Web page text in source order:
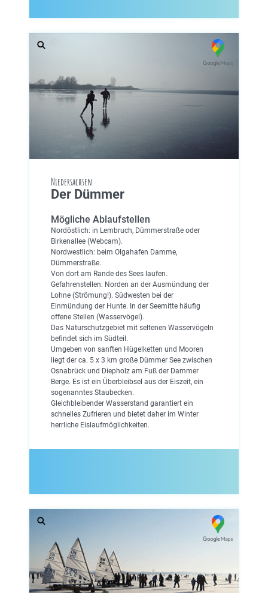
Niedersachsen
Der Dümmer
Mögliche Ablaufstellen
Nordöstlich: in Lembruch, Dümmerstraße oder
Birkenallee (Webcam).
Nordwestlich: beim Olgahafen Damme,
Dümmerstraße.
Von dort am Rande des Sees laufen.
Gefahrenstellen: Norden an der Ausmündung der
Lohne (Strömung!). Südwesten bei der
Einmündung der Hunte. In der Seemitte häufig
offene Stellen (Wasservögel).
Das Naturschutzgebiet mit seltenen Wasservögeln
befindet sich im Südteil.
Umgeben von sanften Hügelketten und Mooren
liegt der ca. 5 x 3 km große Dümmer See zwischen
Osnabrück und Diepholz am Fuß der Dammer
Berge. Es ist ein Überbleibsel aus der Eiszeit, ein
sogenanntes Staubecken.
Gleichbleibender Wasserstand garantiert ein
schnelles Zufrieren und bietet daher im Winter
herrliche Eislaufmöglichkeiten.